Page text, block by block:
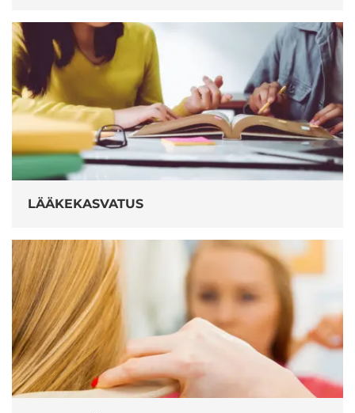
LÄÄKEKASVATUS